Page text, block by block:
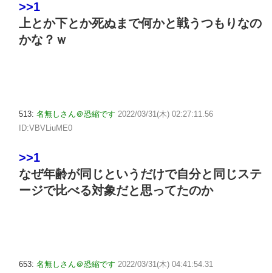
>>1
上とか下とか死ぬまで何かと戦うつもりなの
かな？ｗ
513: 名無しさん＠恐縮です 2022/03/31(木) 02:27:11.56
ID:VBVLiuME0
>>1
なぜ年齢が同じというだけで自分と同じステ
ージで比べる対象だと思ってたのか
653: 名無しさん＠恐縮です 2022/03/31(木) 04:41:54.31